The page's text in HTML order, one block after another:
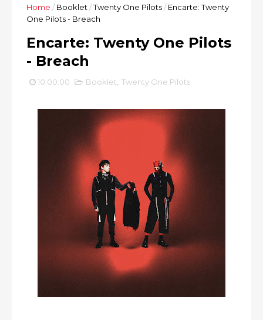
Home / Booklet /Twenty One Pilots/ Encarte: Twenty
One Pilots - Breach
Encarte: Twenty One Pilots
- Breach
10:00:00 Booklet Twenty One Pilots